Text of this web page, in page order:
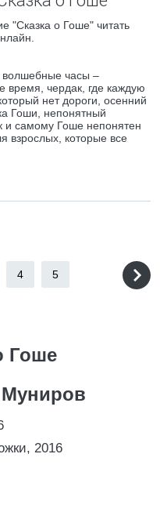
"Сказка о Гоше" читать
волшебные часы –
время, чердак, где каждую
нет дороги, осенний
Гоши, непонятный
и самому Гоше непонятен
взрослых, которые все
4 5
Гоше
2016